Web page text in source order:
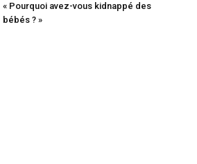
« Pourquoi avez-vous kidnappé des
bébés ? »